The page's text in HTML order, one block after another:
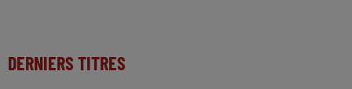
DERNIERS TITRES